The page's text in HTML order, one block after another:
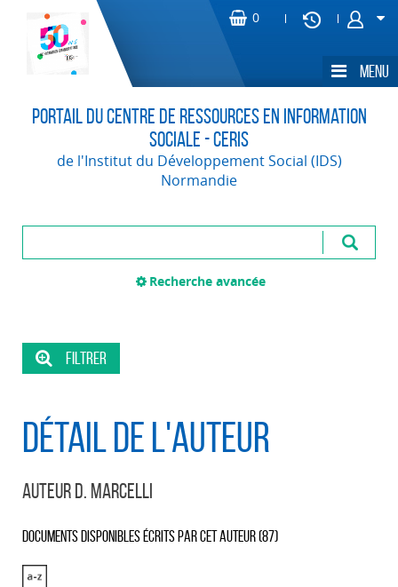
Portail du Centre de Ressources en Information
Sociale - CERIS
de l'Institut du Développement Social (IDS)
Normandie
Recherche avancée
Détail de l'auteur
Auteur D. Marcelli
Documents disponibles écrits par cet auteur (87)